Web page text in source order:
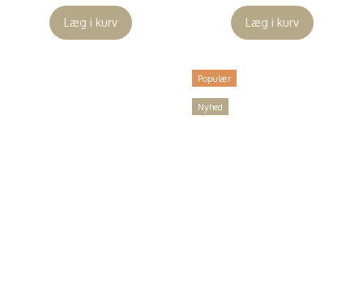
Læg i kurv Læg i kurv
Populær
Nyhed